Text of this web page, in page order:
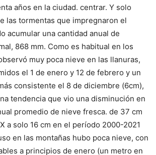
años en la ciudad. centrar. Y solo
las tormentas que impregnaron el
acumular una cantidad anual de
868 mm. Como es habitual en los
muy poca nieve en las llanuras,
el 1 de enero y 12 de febrero y un
consistente el 8 de diciembre (6cm),
tendencia que vio una disminución en
promedio de nieve fresca. de 37 cm
a solo 16 cm en el período 2000-2021
en las montañas hubo poca nieve, con
a principios de enero (un metro en